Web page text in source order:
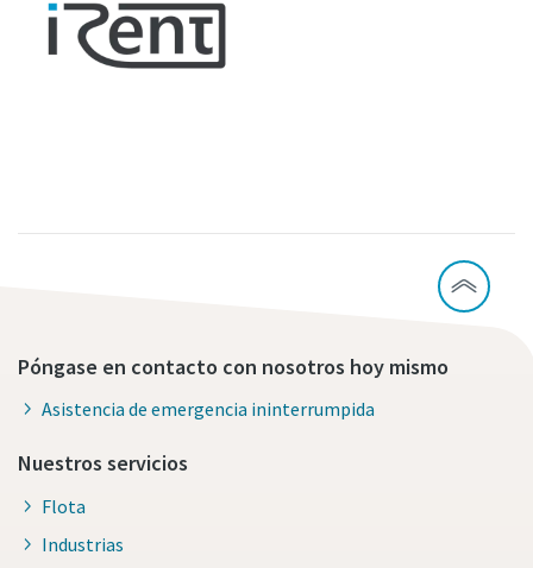
Póngase en contacto con nosotros hoy mismo
Asistencia de emergencia ininterrumpida
Nuestros servicios
Flota
Industrias